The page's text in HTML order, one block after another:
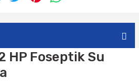
HP Foseptik Su